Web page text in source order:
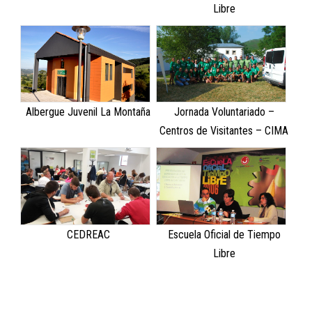
Libre
Albergue Juvenil La Montaña
Jornada Voluntariado –
Centros de Visitantes – CIMA
CEDREAC
Escuela Oficial de Tiempo
Libre